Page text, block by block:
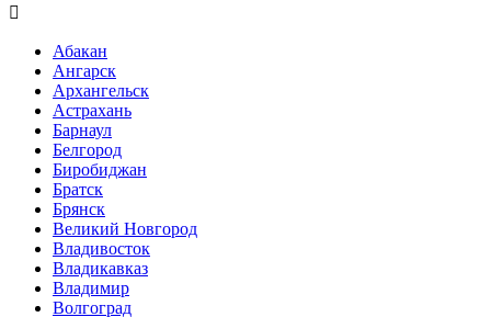

Абакан
Ангарск
Архангельск
Астрахань
Барнаул
Белгород
Биробиджан
Братск
Брянск
Великий Новгород
Владивосток
Владикавказ
Владимир
Волгоград